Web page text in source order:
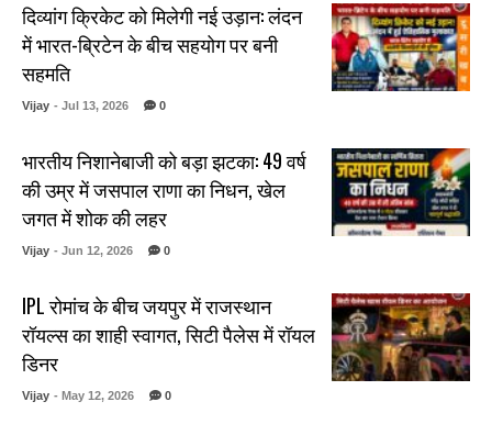
दिव्यांग क्रिकेट को मिलेगी नई उड़ान: लंदन
में भारत-ब्रिटेन के बीच सहयोग पर बनी
सहमति
Vijay - Jul 13, 2026 0
भारतीय निशानेबाजी को बड़ा झटका: 49 वर्ष
की उम्र में जसपाल राणा का निधन, खेल
जगत में शोक की लहर
Vijay - Jun 12, 2026 0
IPL रोमांच के बीच जयपुर में राजस्थान
रॉयल्स का शाही स्वागत, सिटी पैलेस में रॉयल
डिनर
Vijay - May 12, 2026 0